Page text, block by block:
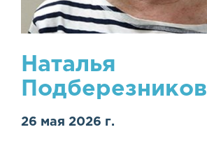
Наталья
26 мая 2026 г.